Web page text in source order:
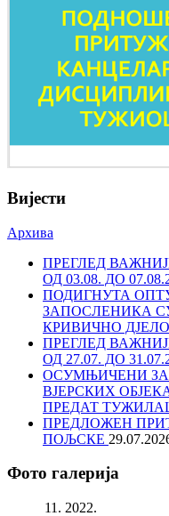
Вијести
Архива
ПРЕГЛЕД
ОД 03.08. ДО
ПОДИГНУТА
ЗАПОСЛЕНИКА
КРИВИЧНО ДЈЕЛО
ПРЕГЛЕД
ОД 27.07. ДО
ОСУМЊИЧЕНИ
ВЈЕРСКИХ
ПРЕДАТ
ПРЕДЛОЖЕН
ПОЉСКЕ
Фото галерија
11. 2022.